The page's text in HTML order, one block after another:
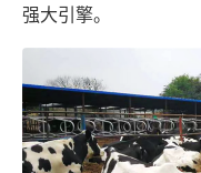
强大引擎。